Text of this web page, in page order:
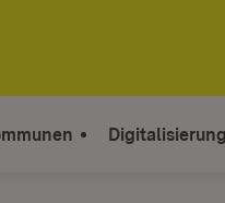
Digitalisierung